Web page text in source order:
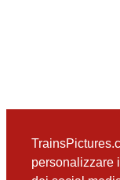
personalizzare